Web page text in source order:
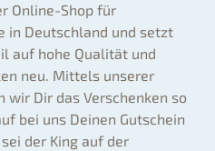
Online-Shop für
in Deutschland und setzt
auf hohe Qualität und
neu. Mittels unserer
wir Dir das Verschenken so
bei uns Deinen Gutschein
der King auf der